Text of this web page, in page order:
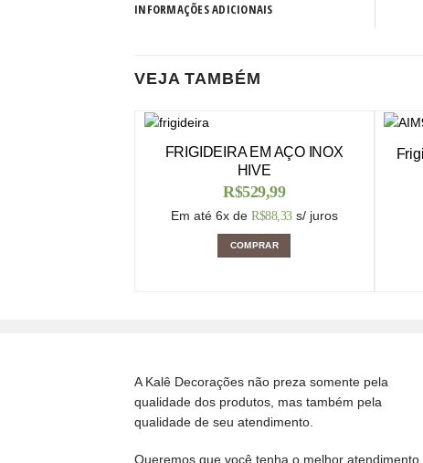
INFORMAÇÕES ADICIONAIS
VEJA TAMBÉM
FRIGIDEIRA EM AÇO INOX
HIVE
R$529,99
Em até 6x de R$88,33 s/ juros
COMPRAR
A Kalê Decorações não preza somente pela
qualidade dos produtos, mas também pela
qualidade de seu atendimento.
Queremos que você tenha o melhor atendimento